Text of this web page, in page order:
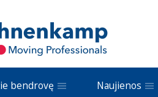
bendrovę Naujienos